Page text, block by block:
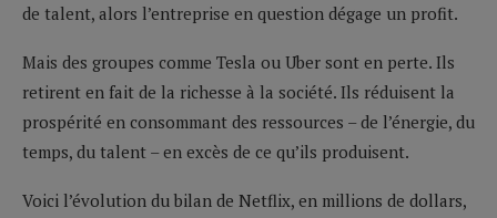
de talent, alors l’entreprise en question dégage un profit.
Mais des groupes comme Tesla ou Uber sont en perte. Ils
retirent en fait de la richesse à la société. Ils réduisent la
prospérité en consommant des ressources – de l’énergie, du
temps, du talent – en excès de ce qu’ils produisent.
Voici l’évolution du bilan de Netflix, en millions de dollars,